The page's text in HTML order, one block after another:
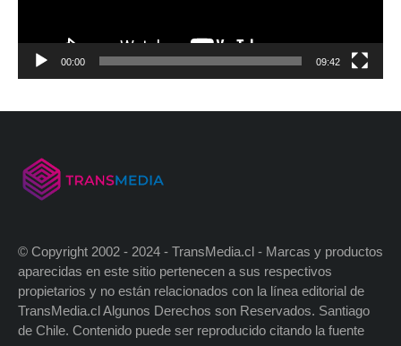
00:00 09:42
© Copyright 2002 - 2024 - TransMedia.cl - Marcas y productos
aparecidas en este sitio pertenecen a sus respectivos
propietarios y no están relacionados con la línea editorial de
TransMedia.cl Algunos Derechos son Reservados. Santiago
de Chile. Contenido puede ser reproducido citando la fuente